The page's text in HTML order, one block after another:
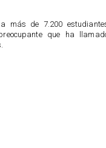
más de 7.200
que ha